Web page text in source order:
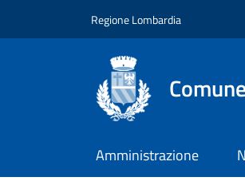
Regione Lombardia
Amministrazione